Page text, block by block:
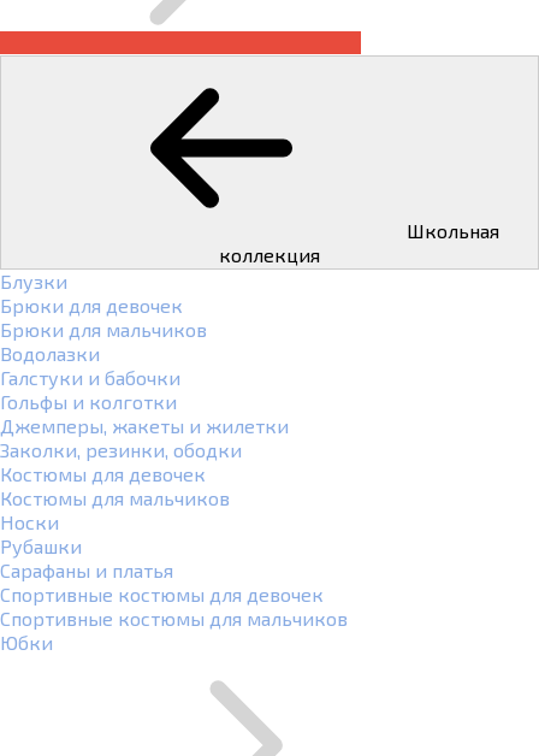
коллекция
Блузки
Брюки для девочек
Брюки для мальчиков
Водолазки
Галстуки и бабочки
Гольфы и колготки
Джемперы, жакеты и жилетки
Заколки, резинки, ободки
Костюмы для девочек
Костюмы для мальчиков
Носки
Рубашки
Сарафаны и платья
Спортивные костюмы для девочек
Спортивные костюмы для мальчиков
Юбки